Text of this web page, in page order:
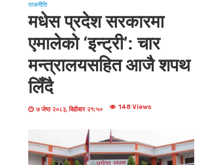
राजनीति
मधेस प्रदेश सरकारमा
एमालेको ‘इन्ट्री’: चार
मन्त्रालयसहित आजै शपथ
लिँदै
७ जेष्ठ २०८३, बिहीबार २१:५० 148 Views